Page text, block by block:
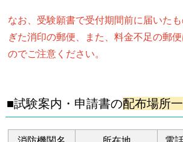
なお、受験願書で受付期間前に届いた
ぎた消印の郵便、また、料金不足の郵
のでご注意ください。
■試験案内・申請書の配布場所